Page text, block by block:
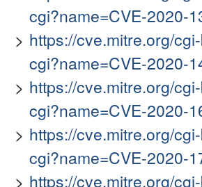
cgi?name=CVE-2020-
https://cve.mitre.org/
cgi?name=CVE-2020-
https://cve.mitre.org/
cgi?name=CVE-2020-
https://cve.mitre.org/
cgi?name=CVE-2020-
https://cve.mitre.org/